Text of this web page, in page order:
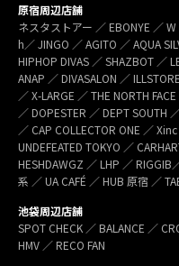
原宿周辺店舗
ネスタストアー ／ EBONYE ／
h／ JINGO ／ AGITO ／ AQUA
HIPHOP DIVAS ／ SHAZBOT ／
ANAP ／ DIVASALON ／
／ X-LARGE ／ THE NORTH
／ DOPESTER ／ DEPT SOUTH
／ CAP COLLECTOR ONE ／
UNDEFEATED TOKYO ／
HESHDAWGZ ／ LHP ／ RIGGIB
系 ／ UA CAFÉ ／ HUB 原宿 ／
池袋周辺店舗
SPOT CHECK ／ BALANCE ／
HMV ／ RECO FAN